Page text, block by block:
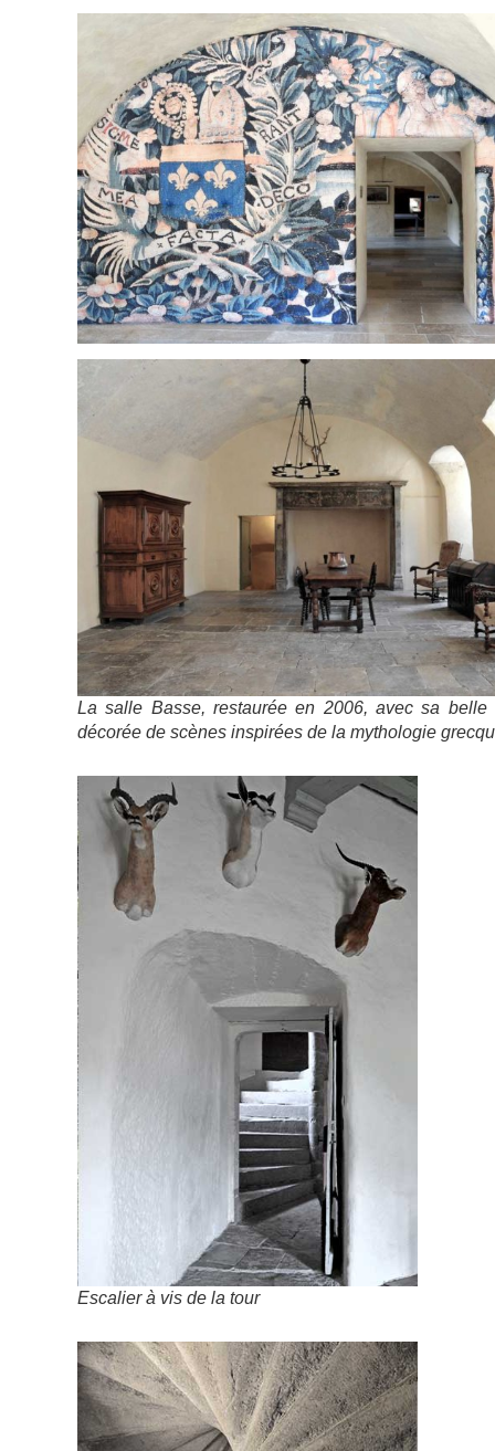
La salle Basse, restaurée en 2006, avec sa belle
décorée de scènes inspirées de la mythologie
Escalier à vis de la tour